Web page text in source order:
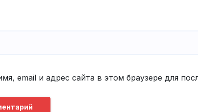
email и адрес сайта в этом браузере для